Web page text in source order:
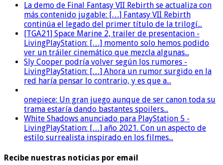
La demo de Final Fantasy VII Rebirth se actualiza con
más contenido jugable: […] Fantasy VII Rebirth
continúa el legado del primer título de la trilogí...
[TGA21] Space Marine 2, trailer de presentacion -
LivingPlayStation: […] momento solo hemos podido
ver un tráiler cinemático que mezcla algunas...
Sly Cooper podría volver según los rumores -
LivingPlayStation: […] Ahora un rumor surgido en la
red haría pensar lo contrario, y es que a...
onepiece: Un gran juego aunque de ser canon toda su
trama estaría dando bastantes spoilers...
White Shadows anunciado para PlayStation 5 -
LivingPlayStation: […] año 2021. Con un aspecto de
estilo surrealista inspirado en los filmes...
Recibe nuestras noticias por email